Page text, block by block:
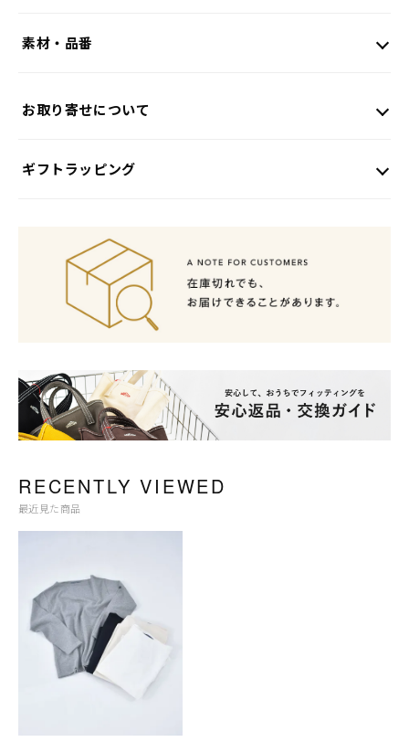
素材・品番
お取り寄せについて
ギフトラッピング
RECENTLY VIEWED
最近見た商品